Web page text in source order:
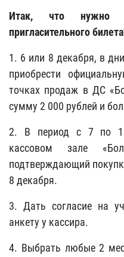
Итак, что нужно
пригласительного
1. 6 или 8 декабря, в
приобрести
точках продаж в ДС
сумму 2 000 рублей и
2. В период с 7 по
кассовом зале
подтверждающий
8 декабря.
3. Дать согласие на
анкету у кассира.
4. Выбрать любые 2